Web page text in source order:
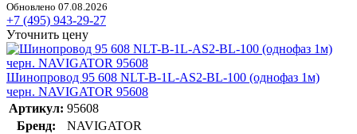
Обновлено 07.08.2026
+7 (495) 943-29-27
Уточнить цену
Шинопровод 95 608 NLT-B-1L-AS2-BL-100 (однофаз 1м)
черн. NAVIGATOR 95608
Артикул: 95608
Бренд:
NAVIGATOR